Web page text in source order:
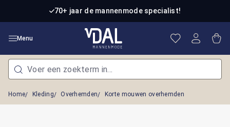
Ga naar de hoofdinhoud70+ jaar de mannenmode specialist!
Menu Je hebt 0
Home Kleding Overhemden Korte mouwen overhemden